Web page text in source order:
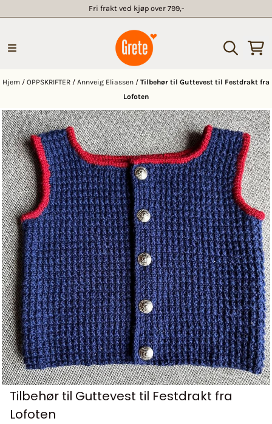
Fri frakt ved kjøp over 799,-
Hjem / OPPSKRIFTER / Annveig Eliassen / Tilbehør til Guttevest til Festdrakt fra
Lofoten
Tilbehør til Guttevest til Festdrakt fra
Lofoten